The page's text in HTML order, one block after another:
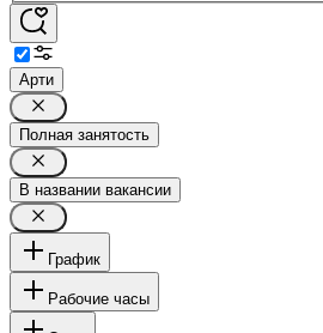
Арти
Полная занятость
В названии вакансии
График
Рабочие часы